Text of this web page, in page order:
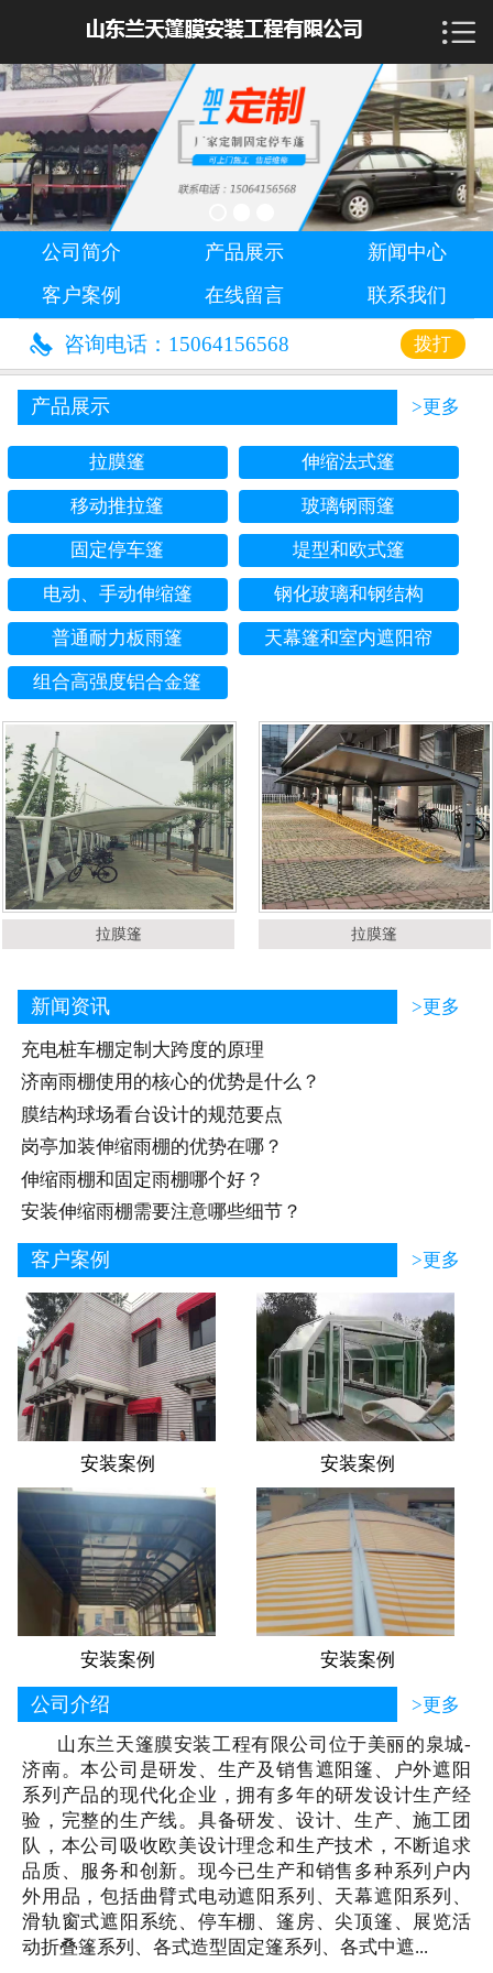
 首页
公司简介
产品展示
新闻中心
客户案例
在线留言

公司简介 产品展示
新闻中心
客户案例
在线留言 联系我们
 咨询电话：15064156568 拨打
产品展示 >更多
拉膜篷 伸缩法式篷
移动推拉篷 玻璃钢雨篷
固定停车篷 堤型和欧式篷
电动、手动伸缩篷 钢化玻璃和钢结构
普通耐力板雨篷 天幕篷和室内遮阳帘
组合高强度铝合金篷
拉膜篷 拉膜篷
新闻资讯 >更多
充电桩车棚定制大跨度的原理
济南雨棚使用的核心的优势是什么？
膜结构球场看台设计的规范要点
岗亭加装伸缩雨棚的优势在哪？
伸缩雨棚和固定雨棚哪个好？
安装伸缩雨棚需要注意哪些细节？
客户案例 >更多
安装案例 安装案例
安装案例 安装案例
公司介绍
>更多
山东兰天篷膜安装工程有限公司位于美丽的泉城-
济南。本公司是研发、生产及销售遮阳篷、户外遮阳
系列产品的现代化企业，拥有多年的研发设计生产经
验，完整的生产线。具备研发、设计、生产、施工团
队，本公司吸收欧美设计理念和生产技术，不断追求
品质、服务和创新。现今已生产和销售多种系列户内
外用品，包括曲臂式电动遮阳系列、天幕遮阳系列、
滑轨窗式遮阳系统、停车棚、篷房、尖顶篷、展览活
动折叠篷系列、各式造型固定篷系列、各式中遮...